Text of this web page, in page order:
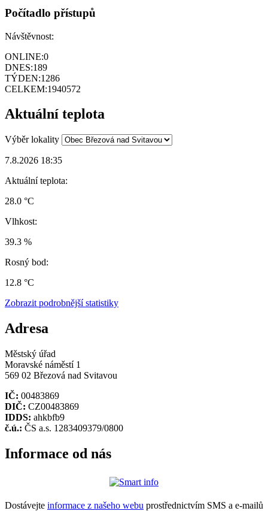
Počítadlo přístupů
Návštěvnost:
ONLINE:0
DNES:189
TÝDEN:1286
CELKEM:1940572
Aktuální teplota
Výběr lokality
7.8.2026 18:35
Aktuální teplota:
28.0 °C
Vlhkost:
39.3 %
Rosný bod:
12.8 °C
Zobrazit podrobnější statistiky
Adresa
Městský úřad
Moravské náměstí 1
569 02 Březová nad Svitavou
IČ: 00483869
DIČ: CZ00483869
IDDS: ahkbfb9
č.ú.: ČS a.s. 1283409379/0800
Informace od nás
Dostávejte informace z našeho webu prostřednictvím SMS a e-mailů